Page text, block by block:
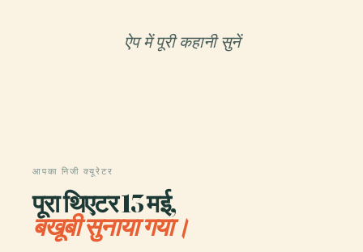
ऐप में पूरी कहानी सुनें
आपका निजी क्यूरेटर
पूरा थिएटर 13 मई,
बखूबी सुनाया गया।